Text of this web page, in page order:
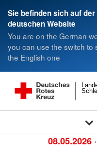
Sie befinden sich auf der
deutschen Website
You are on the German
you can use the switch to
the English one
08.05.2026